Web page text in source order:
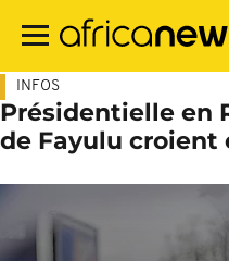
contenu
INFOS
Présidentielle en
de Fayulu croient